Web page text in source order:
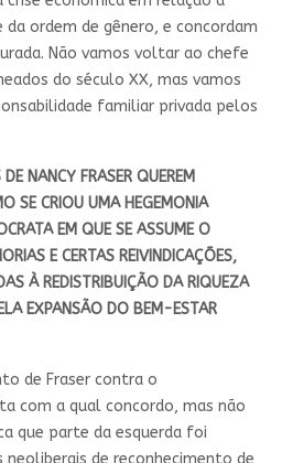
ordem de gênero, e concordam
Não vamos voltar ao chefe
do século XX, mas vamos
familiar privada pelos
NANCY FRASER QUEREM
SE CRIOU UMA HEGEMONIA
EM QUE SE ASSUME O
E CERTAS REIVINDICAÇÕES,
À REDISTRIBUIÇÃO DA RIQUEZA
EXPANSÃO DO BEM-ESTAR
de Fraser contra o
com a qual concordo, mas não
que parte da esquerda foi
neoliberais de reconhecimento de